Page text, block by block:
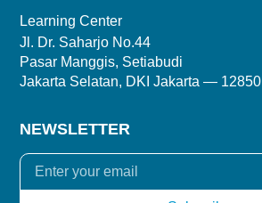
Learning Center
Jl. Dr. Saharjo No.44
Pasar Manggis, Setiabudi
Jakarta Selatan, DKI Jakarta — 12850
NEWSLETTER